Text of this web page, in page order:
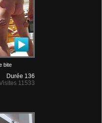
bite
Durée 136
11533